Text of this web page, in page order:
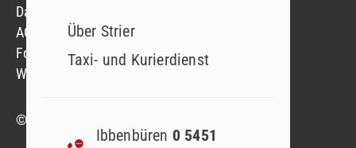
Über Strier
Taxi- und Kurierdienst
Ibbenbüren 0 5451
© 2023 Strier Reisen GmbH & Co. KG
Datenschutzerklärung
AGB
Formblatt
Widerruf Reiseversicherung